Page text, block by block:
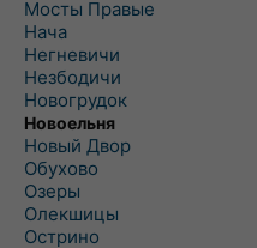
Мосты Правые
Нача
Негневичи
Незбодичи
Новогрудок
Новоельня
Новый Двор
Обухово
Озеры
Олекшицы
Острино